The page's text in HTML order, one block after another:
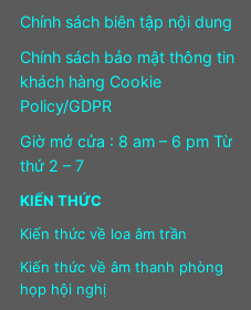
Chính sách biên tập nội dung
Chính sách bảo mật thông tin
khách hàng Cookie
Policy/GDPR
Giờ mở cửa : 8 am – 6 pm Từ
thứ 2 – 7
KIẾN THỨC
Kiến thức về loa âm trần
Kiến thức về âm thanh phòng
họp hội nghị